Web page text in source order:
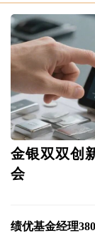
金银双双创
会
绩优基金经理